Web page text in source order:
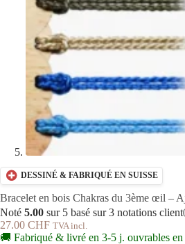
DESSINÉ & FABRIQUÉ EN SUISSE
Bracelet en bois Chakras du 3ème œil –
Noté 5.00 sur 5 basé sur3 notations client(
27.00 CHF TVA incl.
🚚 Fabriqué & livré en 3-5 j. ouvrables en